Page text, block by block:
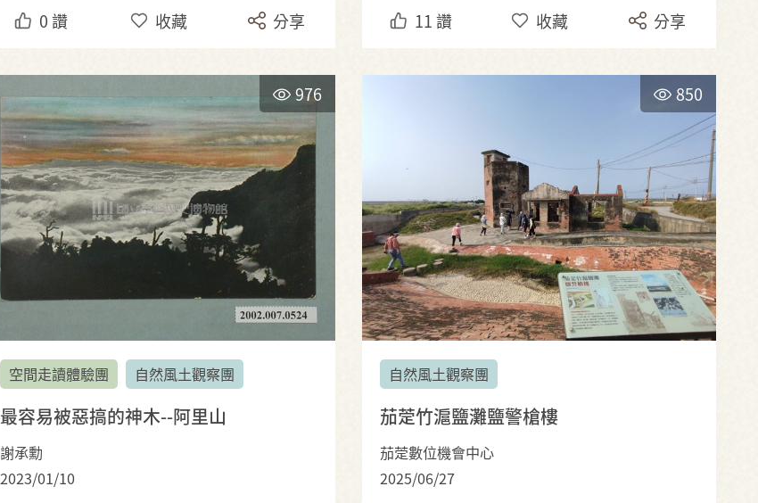
0讚 收藏 分享 11讚 收藏 分享
976
空間走讀體驗團 自然風土觀察團
最容易被惡搞的神木--阿里山
謝承勳
2023/01/10
850
自然風土觀察團
茄萣竹滬鹽灘鹽警槍樓
茄萣數位機會中心
2025/06/27